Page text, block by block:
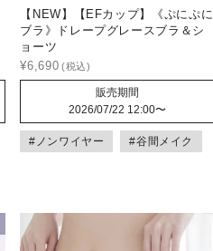
【NEW】【EFカップ】《ぷにぷに
ブラ》ドレープグレースブラ＆シ
ョーツ
¥6,690
販売期間
2026/07/22 12:00〜
#ノンワイヤー #谷間メイク